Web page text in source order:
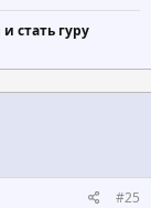
стать гуру
#25